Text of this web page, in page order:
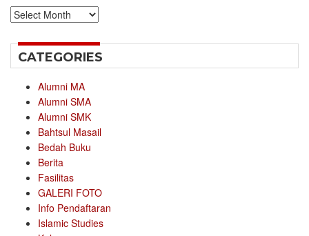
Archives
CATEGORIES
Alumni MA
Alumni SMA
Alumni SMK
Bahtsul Masail
Bedah Buku
Berita
Fasilitas
GALERI FOTO
Info Pendaftaran
Islamic Studies